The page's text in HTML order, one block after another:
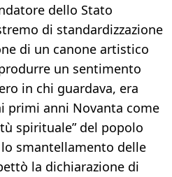
dello Stato
di standardizzazione
di un canone artistico
un sentimento
in chi guardava, era
primi anni Novanta come
spirituale” del popolo
smantellamento delle
la dichiarazione di